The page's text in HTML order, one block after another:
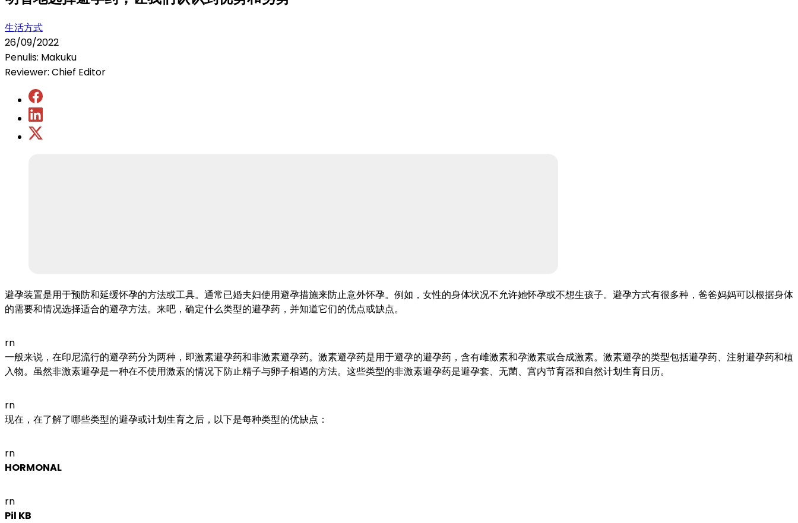
生活方式
26/09/2022
Penulis: Makuku
Reviewer: Chief Editor
避孕装置是用于预防和延缓怀孕的方法或工具。通常已婚夫妇使用避孕措施来防止意外怀孕。例如，女性的身体状况不允许她怀孕或不想生孩子。避孕方式有很多种，爸爸妈妈可以根据身体
的需要和情况选择适合的避孕方法。来吧，确定什么类型的避孕药，并知道它们的优点或缺点。
rn
一般来说，在印尼流行的避孕药分为两种，即激素避孕药和非激素避孕药。激素避孕药是用于避孕的避孕药，含有雌激素和孕激素或合成激素。激素避孕的类型包括避孕药、注射避孕药和植
入物。虽然非激素避孕是一种在不使用激素的情况下防止精子与卵子相遇的方法。这些类型的非激素避孕药是避孕套、无菌、宫内节育器和自然计划生育日历。
rn
现在，在了解了哪些类型的避孕或计划生育之后，以下是每种类型的优缺点：
rn
HORMONAL
rn
Pil KB